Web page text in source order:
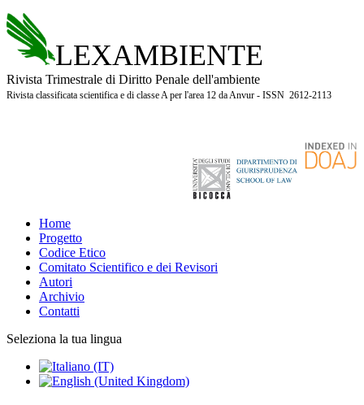
LEXAMBIENTE
Rivista Trimestrale di Diritto Penale dell'ambiente
Rivista classificata scientifica e di classe A per l'area 12 da Anvur - ISSN 2612-2113
Home
Progetto
Codice Etico
Comitato Scientifico e dei Revisori
Autori
Archivio
Contatti
Seleziona la tua lingua